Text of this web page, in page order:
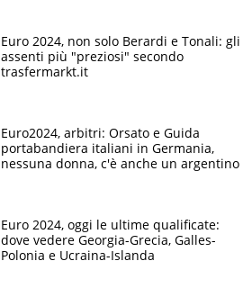
Euro 2024, non solo Berardi e Tonali: gli
assenti più "preziosi" secondo
trasfermarkt.it
Euro2024, arbitri: Orsato e Guida
portabandiera italiani in Germania,
nessuna donna, c'è anche un argentino
Euro 2024, oggi le ultime qualificate:
dove vedere Georgia-Grecia, Galles-
Polonia e Ucraina-Islanda